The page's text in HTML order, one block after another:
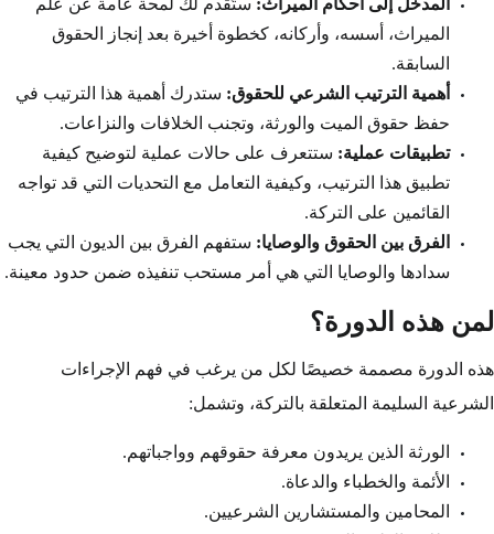
المدخل إلى أحكام الميراث: ستُقدم لك لمحة عامة عن علم
الميراث، أسسه، وأركانه، كخطوة أخيرة بعد إنجاز الحقوق
السابقة.
أهمية الترتيب الشرعي للحقوق: ستدرك أهمية هذا الترتيب في
حفظ حقوق الميت والورثة، وتجنب الخلافات والنزاعات.
تطبيقات عملية: ستتعرف على حالات عملية لتوضيح كيفية
تطبيق هذا الترتيب، وكيفية التعامل مع التحديات التي قد تواجه
القائمين على التركة.
الفرق بين الحقوق والوصايا: ستفهم الفرق بين الديون التي يجب
سدادها والوصايا التي هي أمر مستحب تنفيذه ضمن حدود معينة.
لمن هذه الدورة؟
هذه الدورة مصممة خصيصًا لكل من يرغب في فهم الإجراءات
الشرعية السليمة المتعلقة بالتركة، وتشمل:
الورثة الذين يريدون معرفة حقوقهم وواجباتهم.
الأئمة والخطباء والدعاة.
المحامين والمستشارين الشرعيين.